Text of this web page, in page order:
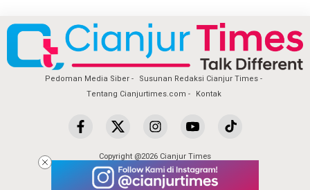
Pedoman Media Siber
Susunan Redaksi Cianjur Times
Tentang Cianjurtimes.com
Kontak
Copyright @2026 Cianjur Times
All Rights Reserved